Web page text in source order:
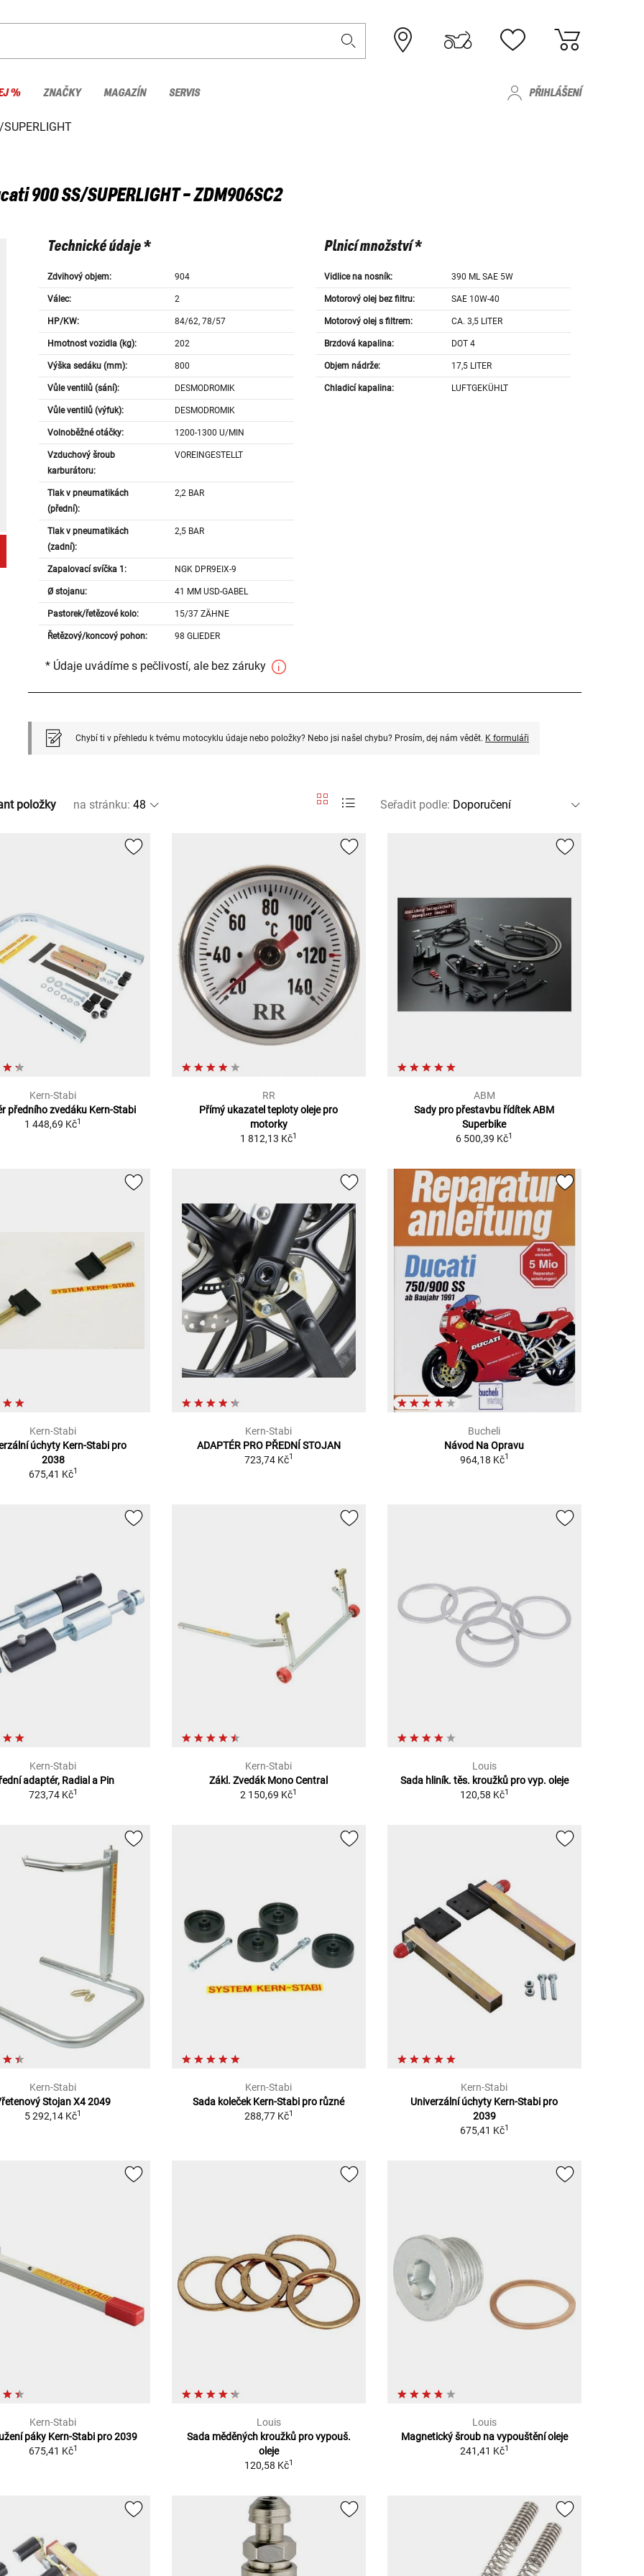
% ZNAČKY MAGAZÍN SERVIS PŘIHLÁŠENÍ
900 SS/SUPERLIGHT - ZDM906SC2
Technické údaje *
Zdvihový objem: 904
Válec: 2
HP/KW: 84/62, 78/57
Hmotnost vozidla (kg): 202
Výška sedáku (mm): 800
Vůle ventilů (sání): DESMODROMIK
Vůle ventilů (výfuk): DESMODROMIK
Volnoběžné otáčky: 1200-1300 U/MIN
Vzduchový šroub
karburátoru:
VOREINGESTELLT
Tlak v pneumatikách
(přední):
2,2 BAR
Tlak v pneumatikách
(zadní):
2,5 BAR
Zapalovací svíčka 1: NGK DPR9EIX-9
Ø stojanu: 41 MM USD-GABEL
Pastorek/řetězové kolo: 15/37 ZÄHNE
Řetězový/koncový pohon: 98 GLIEDER
Plnicí množství *
Vidlice na nosník: 390 ML SAE 5W
Motorový olej bez filtru: SAE 10W-40
Motorový olej s filtrem: CA. 3,5 LITER
Brzdová kapalina: DOT 4
Objem nádrže: 17,5 LITER
Chladicí kapalina: LUFTGEKÜHLT
* Údaje uvádíme s pečlivostí, ale bez záruky
Chybí ti v přehledu k tvému motocyklu údaje nebo položky? Nebo jsi našel chybu? Prosím, dej nám vědět. K formuláři
položky na stránku: Seřadit podle:
Kern-Stabi
předního zvedáku Kern-Stabi
1 448,69 Kč1
RR
Přímý ukazatel teploty oleje pro
motorky
1 812,13 Kč1
ABM
Sady pro přestavbu řídítek ABM
Superbike
6 500,39 Kč1
Kern-Stabi
úchyty Kern-Stabi pro
2038
675,41 Kč1
Kern-Stabi
ADAPTÉR PRO PŘEDNÍ STOJAN
723,74 Kč1
Bucheli
Návod Na Opravu
964,18 Kč1
Kern-Stabi
adaptér, Radial a Pin
723,74 Kč1
Kern-Stabi
Zákl. Zvedák Mono Central
2 150,69 Kč1
Louis
Sada hliník. těs. kroužků pro vyp. oleje
120,58 Kč1
Kern-Stabi
Stojan X4 2049
5 292,14 Kč1
Kern-Stabi
Sada koleček Kern-Stabi pro různé
288,77 Kč1
Kern-Stabi
Univerzální úchyty Kern-Stabi pro
2039
675,41 Kč1
Kern-Stabi
páky Kern-Stabi pro 2039
675,41 Kč1
Louis
Sada měděných kroužků pro vypouš.
oleje
120,58 Kč1
Louis
Magnetický šroub na vypouštění oleje
241,41 Kč1